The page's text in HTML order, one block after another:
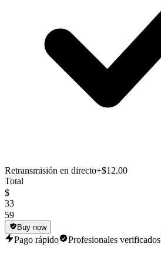
Retransmisión en directo+$12.00
Total
$
33
59
Buy now
Pago rápido Profesionales verificados